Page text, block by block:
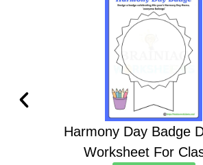
Harmony Day Badge
Worksheet For